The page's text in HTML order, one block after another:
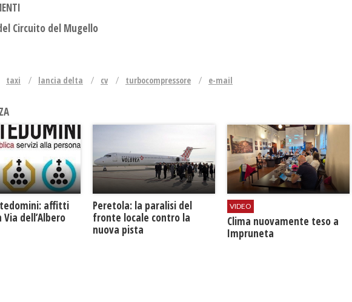
Circuito del Mugello
taxi lancia delta cv turbocompressore e-mail
affitti
dell’Albero
Peretola: la paralisi del
fronte locale contro la
nuova pista
VIDEO
​Clima nuovamente teso a
Impruneta